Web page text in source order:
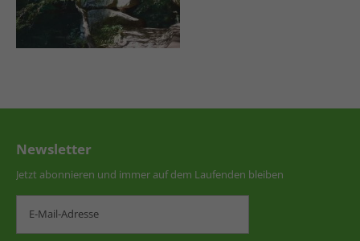
Newsletter
Jetzt abonnieren und immer auf dem Laufenden bleiben